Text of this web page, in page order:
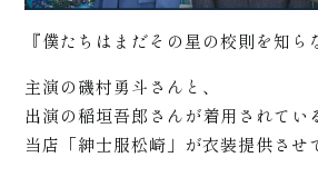
『僕たちはまだその星の校則を知ら
主演の磯村勇斗さんと、
出演の稲垣吾郎さんが着用されてい
当店「紳士服松崎」が衣装提供させ